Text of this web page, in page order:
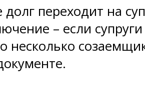
переходит на
– если
несколько